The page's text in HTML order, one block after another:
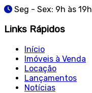
Seg - Sex: 9h às 19h
Links Rápidos
Início
Imóveis à Venda
Locação
Lançamentos
Notícias